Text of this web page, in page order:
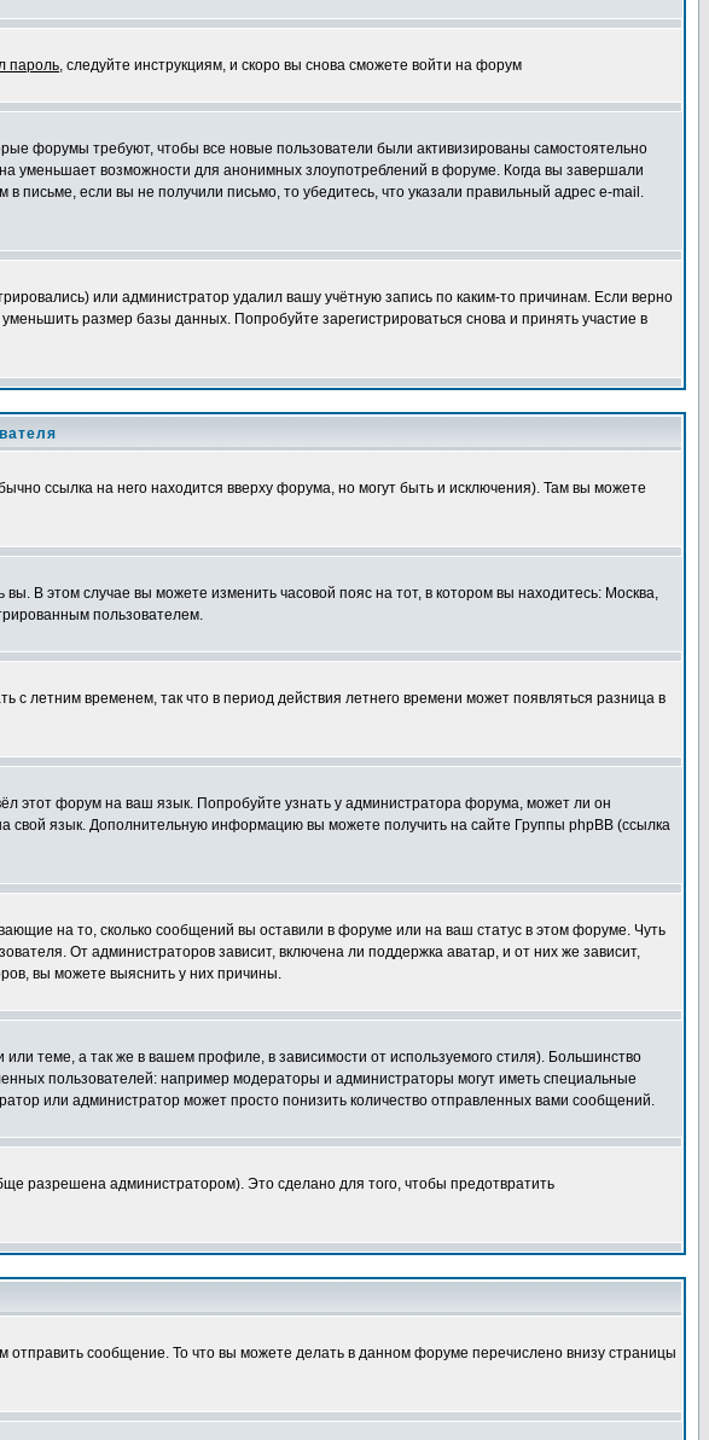
пароль, следуйте инструкциям, и скоро вы снова сможете войти на форум
форумы требуют, чтобы все новые пользователи были активизированы самостоятельно
уменьшает возможности для анонимных злоупотреблений в форуме. Когда вы завершали
письме, если вы не получили письмо, то убедитесь, что указали правильный адрес e-mail.
или администратор удалил вашу учётную запись по каким-то причинам. Если верно
размер базы данных. Попробуйте зарегистрироваться снова и принять участие в
ссылка на него находится вверху форума, но могут быть и исключения). Там вы можете
В этом случае вы можете изменить часовой пояс на тот, в котором вы находитесь: Москва,
пользователем.
летним временем, так что в период действия летнего времени может появляться разница в
этот форум на ваш язык. Попробуйте узнать у администратора форума, может ли он
свой язык. Дополнительную информацию вы можете получить на сайте Группы phpBB (ссылка
на то, сколько сообщений вы оставили в форуме или на ваш статус в этом форуме. Чуть
От администраторов зависит, включена ли поддержка аватар, и от них же зависит,
вы можете выяснить у них причины.
теме, а так же в вашем профиле, в зависимости от используемого стиля). Большинство
пользователей: например модераторы и администраторы могут иметь специальные
или администратор может просто понизить количество отправленных вами сообщений.
разрешена администратором). Это сделано для того, чтобы предотвратить
сообщение. То что вы можете делать в данном форуме перечислено внизу страницы